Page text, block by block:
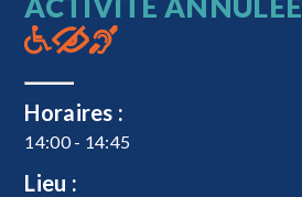
Horaires :
14:00 - 14:45
Lieu :